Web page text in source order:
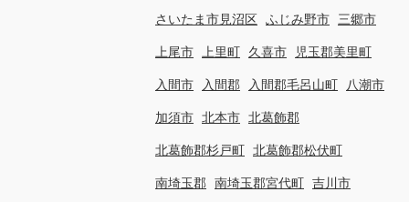
さいたま市見沼区 ふじみ野市 三郷市
上尾市 上里町 久喜市 児玉郡美里町
入間市 入間郡 入間郡毛呂山町 八潮市
加須市 北本市 北葛飾郡
北葛飾郡杉戸町 北葛飾郡松伏町
南埼玉郡 南埼玉郡宮代町 吉川市